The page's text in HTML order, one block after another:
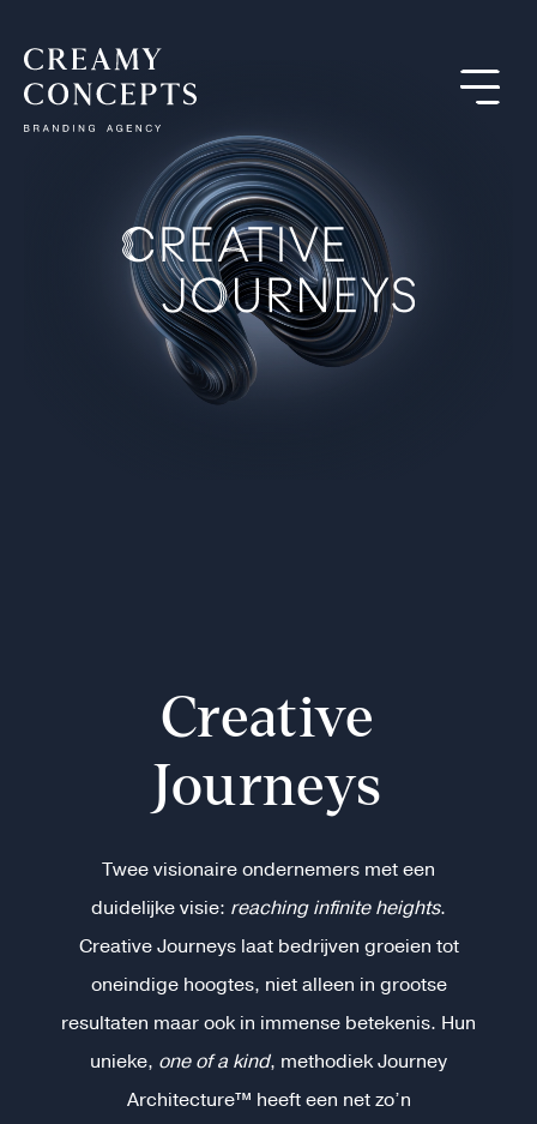
Creative
Journeys
Twee visionaire ondernemers met een
duidelijke visie: reaching infinite heights.
Creative Journeys laat bedrijven groeien tot
oneindige hoogtes, niet alleen in grootse
resultaten maar ook in immense betekenis. Hun
unieke, one of a kind, methodiek Journey
Architecture™ heeft een net zo’n